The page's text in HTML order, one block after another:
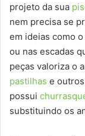
projeto da sua
nem precisa se
em ideias como
ou nas escadas
peças valoriza o
pastilhas e
possui
substituindo os